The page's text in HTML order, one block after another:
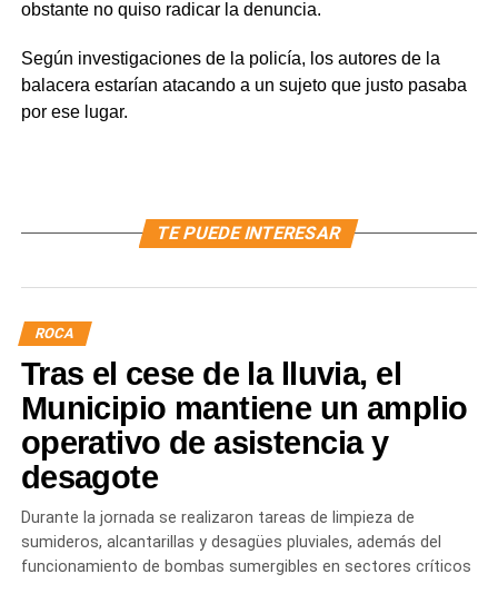
obstante no quiso radicar la denuncia.
Según investigaciones de la policía, los autores de la
balacera estarían atacando a un sujeto que justo pasaba
por ese lugar.
TE PUEDE INTERESAR
ROCA
Tras el cese de la lluvia, el
Municipio mantiene un amplio
operativo de asistencia y
desagote
Durante la jornada se realizaron tareas de limpieza de
sumideros, alcantarillas y desagües pluviales, además del
funcionamiento de bombas sumergibles en sectores críticos